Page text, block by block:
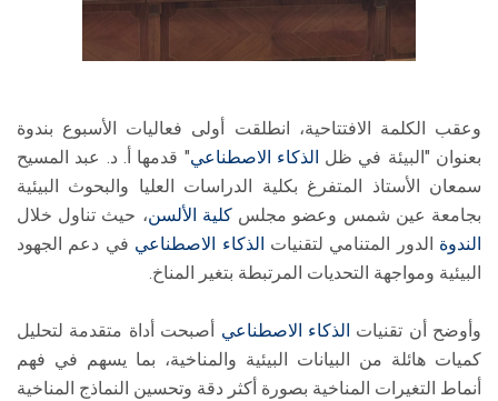
وعقب الكلمة الافتتاحية، انطلقت أولى فعاليات الأسبوع بندوة
بعنوان "البيئة في ظل الذكاء الاصطناعي" قدمها أ. د. عبد المسيح
سمعان الأستاذ المتفرغ بكلية الدراسات العليا والبحوث البيئية
بجامعة عين شمس وعضو مجلسكلية الألسن، حيث تناول خلال
الندوة الدور المتنامي لتقنيات الذكاء الاصطناعي في دعم الجهود
البيئية ومواجهة التحديات المرتبطة بتغير المناخ.
وأوضح أن تقنيات الذكاء الاصطناعي أصبحت أداة متقدمة لتحليل
كميات هائلة من البيانات البيئية والمناخية، بما يسهم في فهم
أنماط التغيرات المناخية بصورة أكثر دقة وتحسين النماذج المناخية